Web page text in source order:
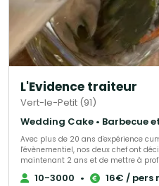
L'Evidence traiteur
Vert-le-Petit (91)
Wedding Cake • Barbecue
Avec plus de 20 ans d'expérience
l'évènementiel, nos deux chef ont
maintenant 2 ans et de mettre à
évènementiel afin de vous
10-3000 • 16€ / pers